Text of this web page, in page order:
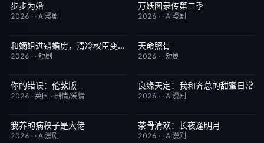
完结
步步为婚
2026 · · AI漫剧
完结
万妖图录传第三季
2026 · · AI漫剧
完结 10.0和嫡姐进错婚房，清冷权臣变忠犬
2026 · · 短剧
完结
天命照骨
2026 · · 短剧
6月23日更新
你的错误：伦敦版
2026 · 英国 · 剧情/爱情
完结 10.0
良缘天定：我和齐总的甜蜜日常
2026 · · AI漫剧
完结
我养的病秧子是大佬
2026 · · AI漫剧
完结
茶骨清欢：长夜逢明月
2026 · · AI漫剧